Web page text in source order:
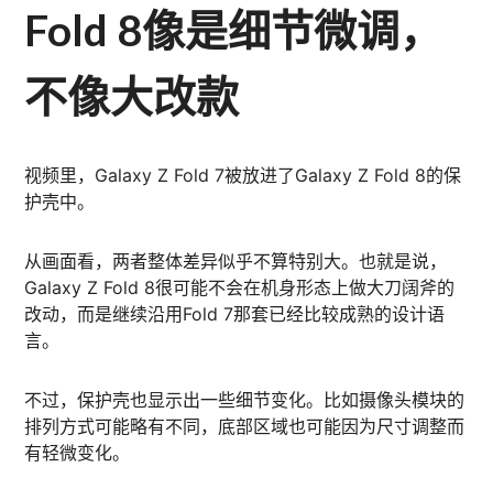
Fold 8像是细节微调，
不像大改款
视频里，Galaxy Z Fold 7被放进了Galaxy Z Fold 8的保
护壳中。
从画面看，两者整体差异似乎不算特别大。也就是说，
Galaxy Z Fold 8很可能不会在机身形态上做大刀阔斧的
改动，而是继续沿用Fold 7那套已经比较成熟的设计语
言。
不过，保护壳也显示出一些细节变化。比如摄像头模块的
排列方式可能略有不同，底部区域也可能因为尺寸调整而
有轻微变化。